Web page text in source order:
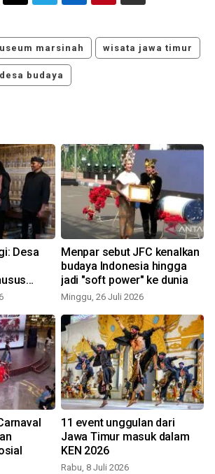
marsinah wisata jawa timur
desa budaya
Desa
Menpar sebut JFC kenalkan
budaya Indonesia hingga
jadi "soft power" ke dunia
Minggu, 26 Juli 2026
11 event unggulan dari
Jawa Timur masuk dalam
KEN 2026
Rabu, 8 Juli 2026